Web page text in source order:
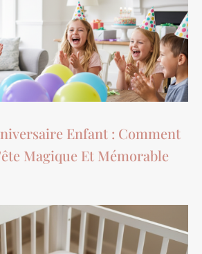
Enfant : Comment
Magique Et Mémorable